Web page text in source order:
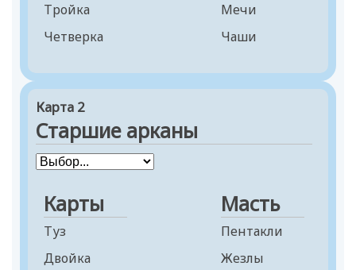
Тройка
Четверка
Шестерка
Семерка
Восьмерка
Девятка
Десятка
Паж
Рыцарь
Мечи
Чаши
Карта 2
Старшие арканы
Карты
Туз
Двойка
Масть
Пентакли
Жезлы